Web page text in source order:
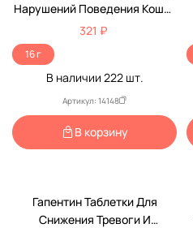
Нарушений Поведения Кошек
И Собак VEDA (Веда) 10мл
321 ₽
16 г
В наличии 222шт.
Артикул: 14148
В корзину
По Рецепту
Доставка в пункт выдачи.
Гапентин Таблетки Для
Снижения Тревоги И